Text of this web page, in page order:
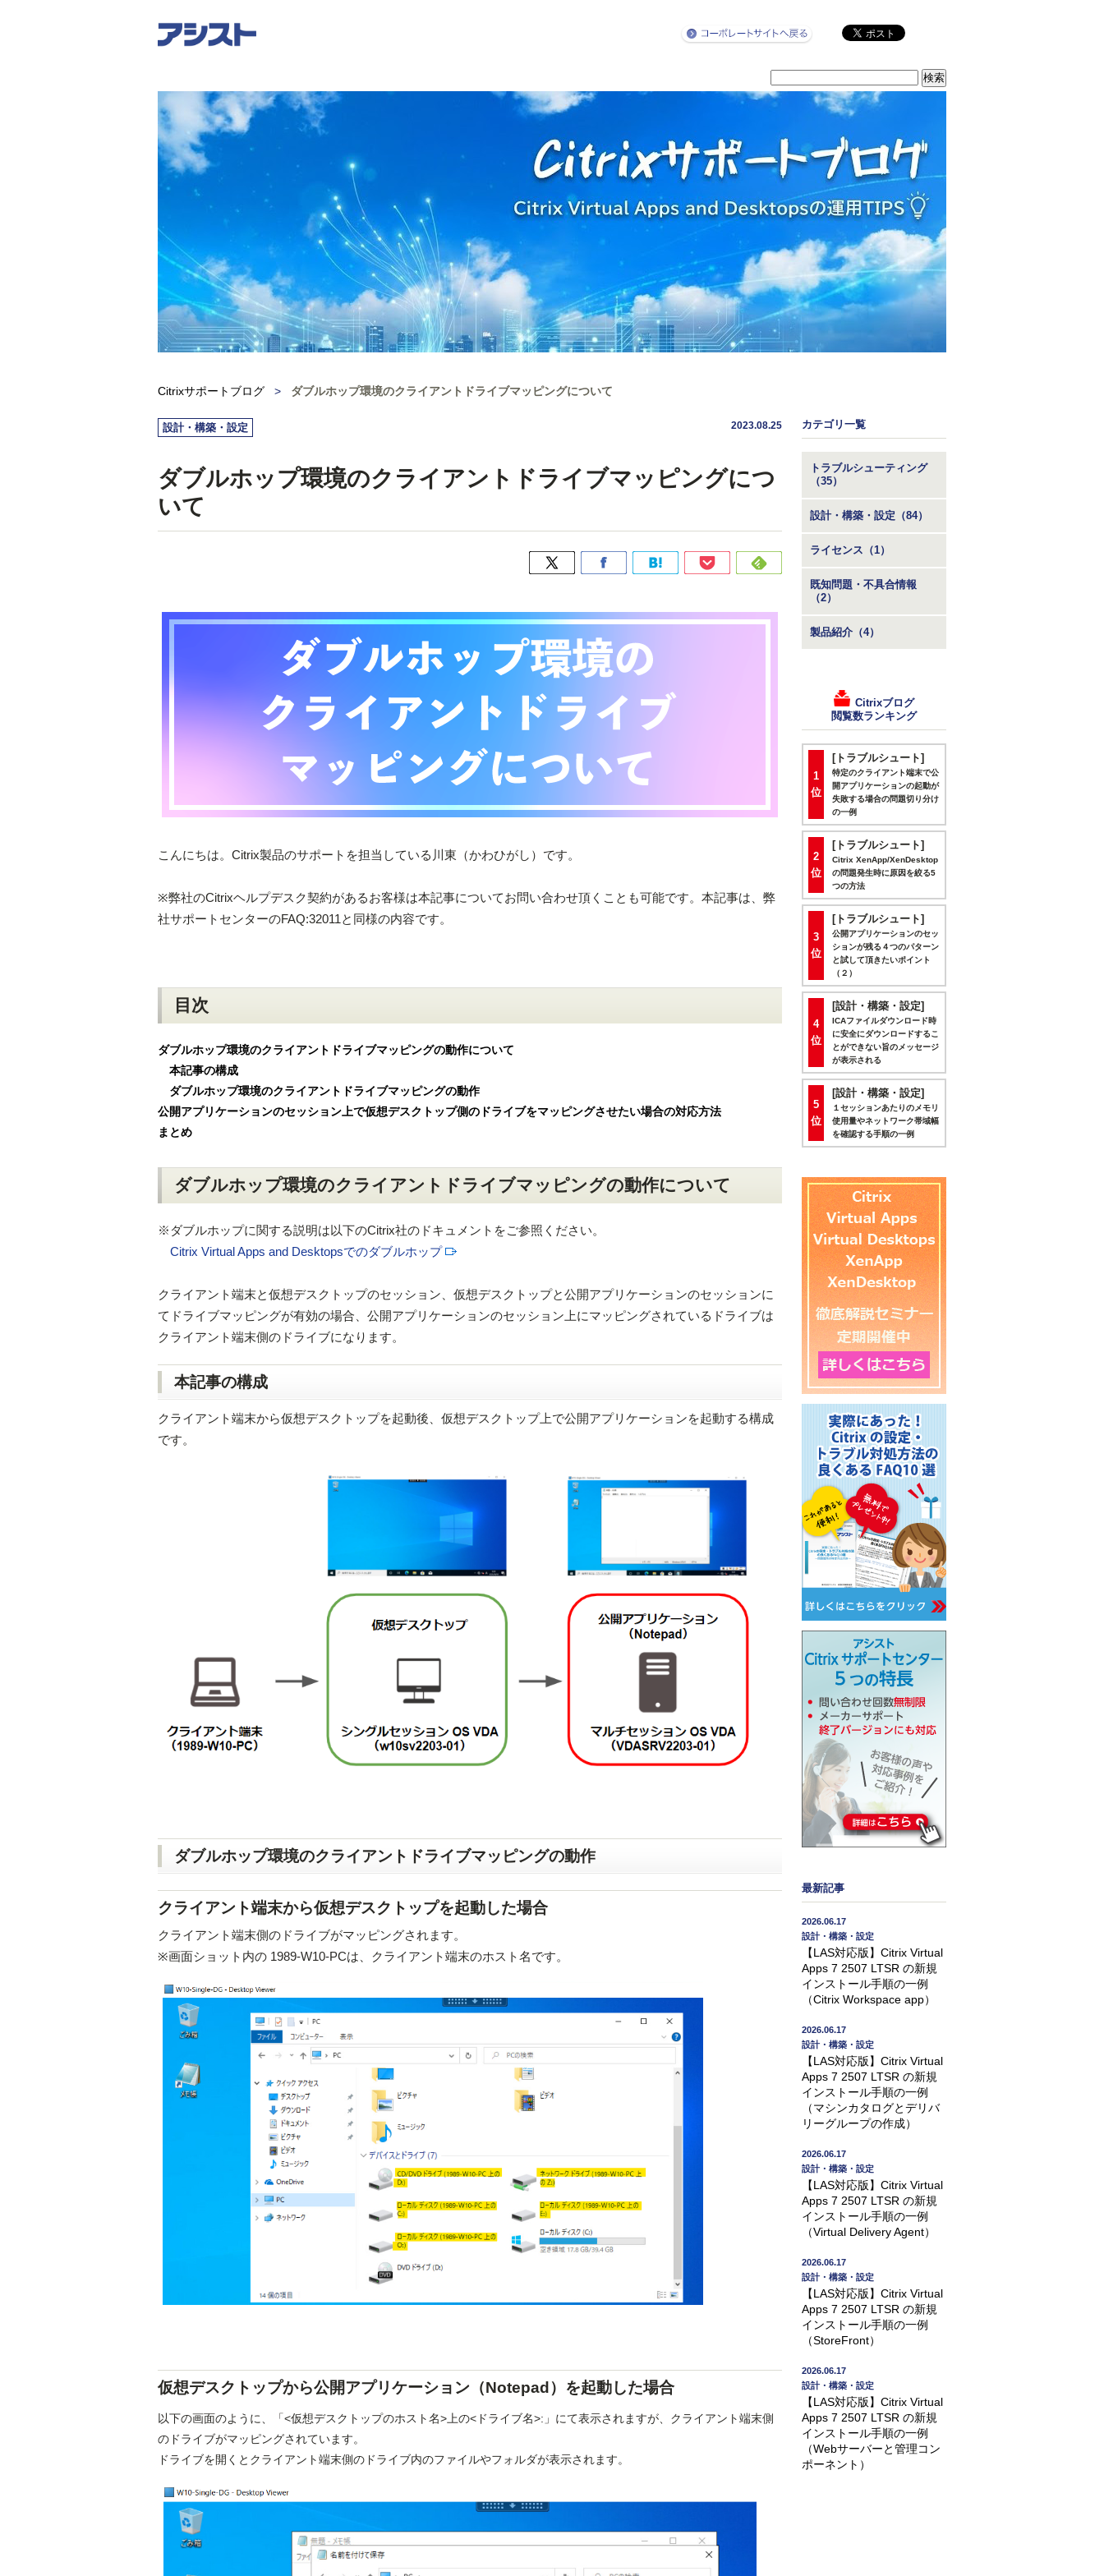
Citrixサポートブログ > ダブルホップ環境のクライアントドライブマッピングについて
設計・構築・設定 2023.08.25
ダブルホップ環境のクライアントドライブマッピングにつ
いて
こんにちは。Citrix製品のサポートを担当している川東（かわひがし）です。
※弊社のCitrixヘルプデスク契約があるお客様は本記事についてお問い合わせ頂くことも可能です。本記事は、弊
社サポートセンターのFAQ:32011と同様の内容です。
目次
ダブルホップ環境のクライアントドライブマッピングの動作について
本記事の構成
ダブルホップ環境のクライアントドライブマッピングの動作
公開アプリケーションのセッション上で仮想デスクトップ側のドライブをマッピングさせたい場合の対応方法
まとめ
ダブルホップ環境のクライアントドライブマッピングの動作について
※ダブルホップに関する説明は以下のCitrix社のドキュメントをご参照ください。
Citrix Virtual Apps and Desktopsでのダブルホップ
クライアント端末と仮想デスクトップのセッション、仮想デスクトップと公開アプリケーションのセッションに
てドライブマッピングが有効の場合、公開アプリケーションのセッション上にマッピングされているドライブは
クライアント端末側のドライブになります。
本記事の構成
クライアント端末から仮想デスクトップを起動後、仮想デスクトップ上で公開アプリケーションを起動する構成
です。
ダブルホップ環境のクライアントドライブマッピングの動作
クライアント端末から仮想デスクトップを起動した場合
クライアント端末側のドライブがマッピングされます。
※画面ショット内の 1989-W10-PCは、クライアント端末のホスト名です。
仮想デスクトップから公開アプリケーション（Notepad）を起動した場合
以下の画面のように、「<仮想デスクトップのホスト名>上の<ドライブ名>:」にて表示されますが、クライアント端末側
のドライブがマッピングされています。
ドライブを開くとクライアント端末側のドライブ内のファイルやフォルダが表示されます。
カテゴリ一覧
トラブルシューティング
（35）
設計・構築・設定（84）
ライセンス（1）
既知問題・不具合情報
（2）
製品紹介（4）
Citrixブログ
閲覧数ランキング
1
位
[トラブルシュート]
特定のクライアント端末で公
開アプリケーションの起動が
失敗する場合の問題切り分け
の一例
2
位
[トラブルシュート]
Citrix XenApp/XenDesktop
の問題発生時に原因を絞る5
つの方法
3
位
[トラブルシュート]
公開アプリケーションのセッ
ションが残る４つのパターン
と試して頂きたいポイント
（２）
4
位
[設計・構築・設定]
ICAファイルダウンロード時
に安全にダウンロードするこ
とができない旨のメッセージ
が表示される
5
位
[設計・構築・設定]
１セッションあたりのメモリ
使用量やネットワーク帯域幅
を確認する手順の一例
最新記事
2026.06.17
設計・構築・設定
【LAS対応版】Citrix Virtual
Apps 7 2507 LTSR の新規
インストール手順の一例
（Citrix Workspace app）
2026.06.17
設計・構築・設定
【LAS対応版】Citrix Virtual
Apps 7 2507 LTSR の新規
インストール手順の一例
（マシンカタログとデリバ
リーグループの作成）
2026.06.17
設計・構築・設定
【LAS対応版】Citrix Virtual
Apps 7 2507 LTSR の新規
インストール手順の一例
（Virtual Delivery Agent）
2026.06.17
設計・構築・設定
【LAS対応版】Citrix Virtual
Apps 7 2507 LTSR の新規
インストール手順の一例
（StoreFront）
2026.06.17
設計・構築・設定
【LAS対応版】Citrix Virtual
Apps 7 2507 LTSR の新規
インストール手順の一例
（Webサーバーと管理コン
ポーネント）